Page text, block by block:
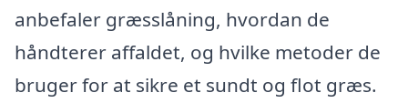
anbefaler græsslåning, hvordan de
håndterer affaldet, og hvilke metoder de
bruger for at sikre et sundt og flot græs.